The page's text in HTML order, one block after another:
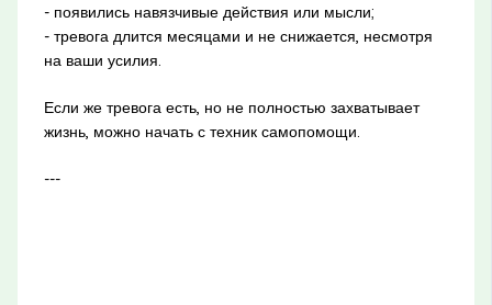
- появились навязчивые действия или мысли;
- тревога длится месяцами и не снижается, несмотря
на ваши усилия.
Если же тревога есть, но не полностью захватывает
жизнь, можно начать с техник самопомощи.
---